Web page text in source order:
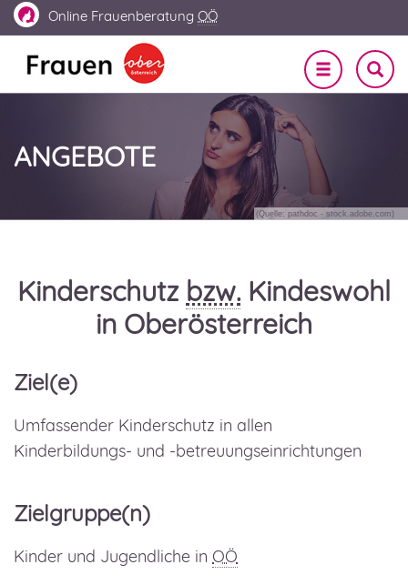
Online Frauenberatung OÖ
SUCHE
EIN-
UND
Navigation
ein-/
ANGEBOTE
(Quelle: pathdoc - stock.adobe.com)
Kinderschutz bzw. Kindeswohl
in Oberösterreich
Ziel(e)
Umfassender Kinderschutz in allen
Kinderbildungs- und -betreuungseinrichtungen
Zielgruppe(n)
Kinder und Jugendliche in OÖ